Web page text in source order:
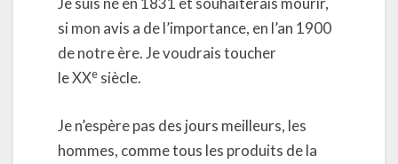
si mon avis a de l’importance, en l’an 1900
de notre ère. Je voudrais toucher
le XXe siècle.
Je n’espère pas des jours meilleurs, les
hommes, comme tous les produits de la